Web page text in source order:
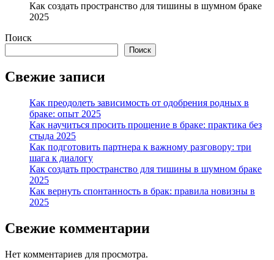
Как создать пространство для тишины в шумном браке
2025
Поиск
Поиск
Свежие записи
Как преодолеть зависимость от одобрения родных в
браке: опыт 2025
Как научиться просить прощение в браке: практика без
стыда 2025
Как подготовить партнера к важному разговору: три
шага к диалогу
Как создать пространство для тишины в шумном браке
2025
Как вернуть спонтанность в брак: правила новизны в
2025
Свежие комментарии
Нет комментариев для просмотра.